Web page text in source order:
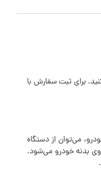
برای ثبت سفارش با
می‌توان از دستگاه
بدنه خودرو می‌شود.